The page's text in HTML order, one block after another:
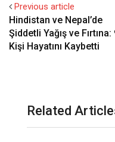
Previous article
Hindistan ve Nepal’de
Şiddetli Yağış ve Fırtına:
Kişi Hayatını Kaybetti
Related